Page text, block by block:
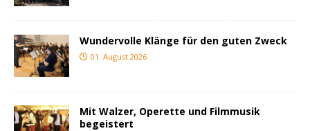
Wundervolle Klänge für den guten Zweck
01. August 2026
Mit Walzer, Operette und Filmmusik
begeistert